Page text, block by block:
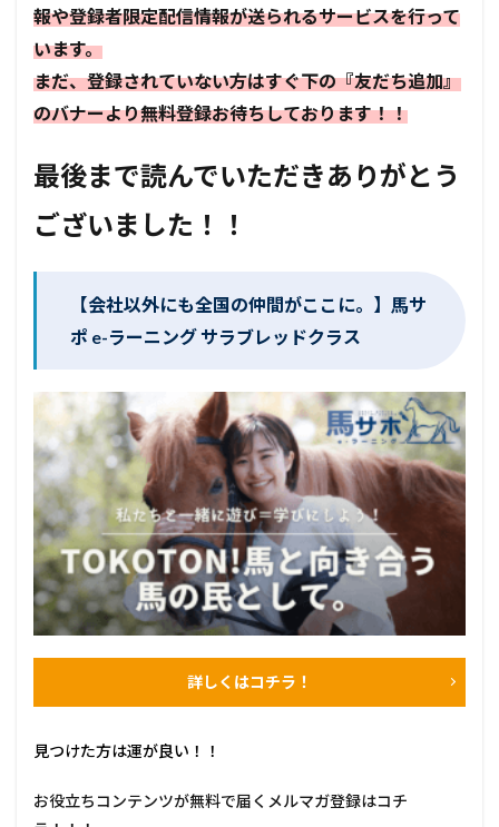
報や登録者限定配信情報が送られるサービスを行って
います。
まだ、登録されていない方はすぐ下の『友だち追加』
のバナーより無料登録お待ちしております！！
最後まで読んでいただきありがとう
ございました！！
【会社以外にも全国の仲間がここに。】馬サ
ポ e-ラーニング サラブレッドクラス
詳しくはコチラ！
見つけた方は運が良い！！
お役立ちコンテンツが無料で届くメルマガ登録はコチ